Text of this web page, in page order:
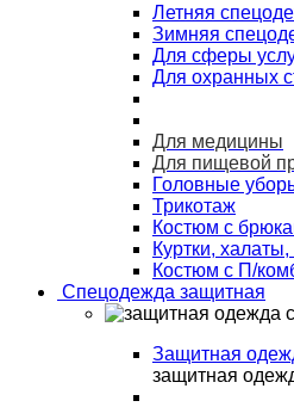
Летняя
Зимняя
Для сферы
Для охранных
Для медицины
Для пищевой
Головные
Трикотаж
Костюм с
Куртки,
Костюм с П/
Спецодежда защитная
Защитная
защитная